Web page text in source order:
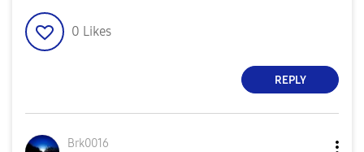
0 Likes
REPLY
Brk0016